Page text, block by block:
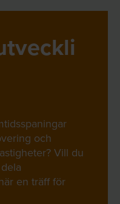
och
Vill du
en träff för